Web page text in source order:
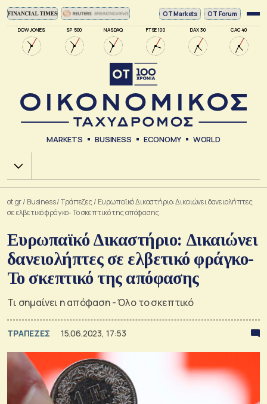
DOW JONES SP 500 NASDAQ FTSE 100 DAX 30 CAC 40
ΟΤ Markets OT Forum
MARKETS BUSINESS ECONOMY WORLD
Χ.Α.
ot.gr/ Business/Τράπεζες/ Ευρωπαϊκό Δικαστήριο: Δικαιώνει δανειολήπτες
σε ελβετικό φράγκο- Το σκεπτικό της απόφασης
Ευρωπαϊκό Δικαστήριο: Δικαιώνει
δανειολήπτες σε ελβετικό φράγκο-
Το σκεπτικό της απόφασης
Τι σημαίνει η απόφαση - Όλο το σκεπτικό
ΤΡΑΠΕΖΕΣ 15.06.2023, 17:53